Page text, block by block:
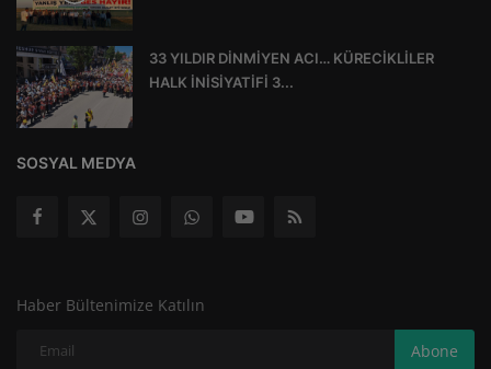
33 YILDIR DİNMİYEN ACI… KÜRECİKLİLER
HALK İNİSİYATİFİ 3...
SOSYAL MEDYA
Haber Bültenimize Katılın
Abone